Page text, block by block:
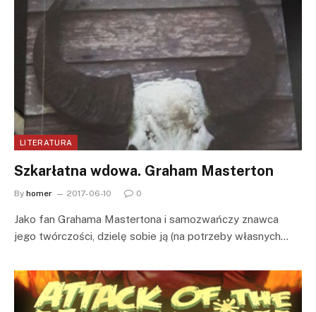
LITERATURA
Szkarłatna wdowa. Graham Masterton
By homer 2017-06-10 0
Jako fan Grahama Mastertona i samozwańczy znawca
jego twórczości, dzielę sobie ją (na potrzeby własnych…